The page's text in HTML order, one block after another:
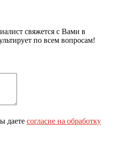
свяжется с Вами в
по всем вопросам!
даете согласие на обработку